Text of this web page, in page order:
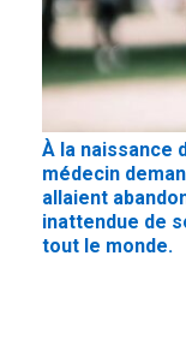
À la naissance
médecin
allaient
inattendue de
tout le monde.